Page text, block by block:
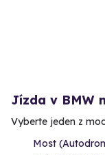
Jízda v BMW
Vyberte jeden z
Most